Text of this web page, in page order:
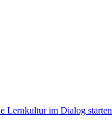
Lernkultur im Dialog starten